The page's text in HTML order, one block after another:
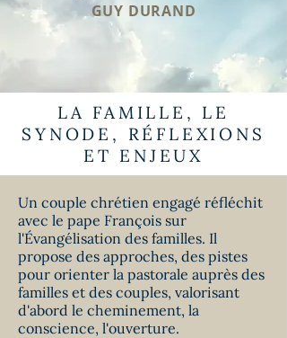
GUY DURAND
LA FAMILLE, LE
SYNODE, RÉFLEXIONS
ET ENJEUX
Un couple chrétien engagé réfléchit
avec le pape François sur
l'Évangélisation des familles. Il
propose des approches, des pistes
pour orienter la pastorale auprès des
familles et des couples, valorisant
d'abord le cheminement, la
conscience, l'ouverture.